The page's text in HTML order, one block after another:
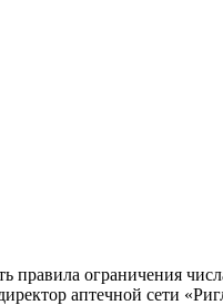
правила ограничения
аптечной сети